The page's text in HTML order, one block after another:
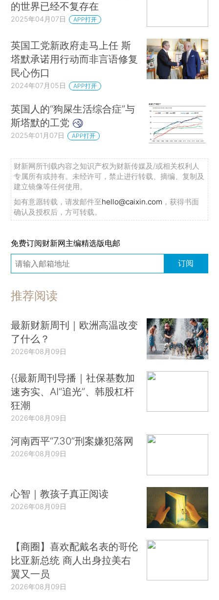
的世界已经不复存在
2025年04月07日 APP打开
英国工党新政府走马上任 斯
塔默承诺用行动而非言语修复
民心伤口
2024年07月05日 APP打开
英国人的“狗屎生活综合症”与
斯塔默的工党
2025年01月07日 APP打开
财新网所刊载内容之知识产权为财新传媒及/或相关权利人
专属所有或持有。未经许可，禁止进行转载、摘编、复制及
建立镜像等任何使用。
如有意愿转载，请发邮件至hello@caixin.com ，获得书面
确认及授权后，方可转载。
免费订阅财新网主编精选版电邮
订阅
推荐阅读
最新财新周刊｜欧洲高温改变
了什么？
2026年08月09日
{{最新周刊导播｜社保基数加
速夯实、AI“追光”、韩股杠杆
狂潮
2026年08月09日
河南西平“7.30”刑案嫌犯落网
2026年08月09日
心智｜教孩子真正阅读
2026年08月09日
【商圈】喜欢配戴名表的哥伦
比亚新总统 商人出身拉美右
翼又一员
2026年08月09日